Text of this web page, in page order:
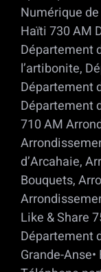
Numérique
Haïti 730 AM
Département
l’artibonite,
Département
Département
710 AM
d’Arcahaie,
Bouquets,
Like & Share
Département
Grande-